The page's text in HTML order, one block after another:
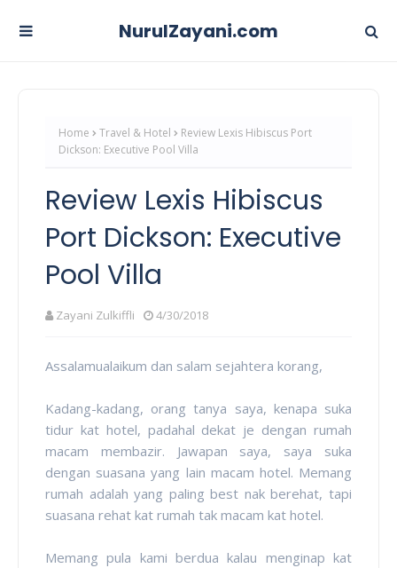
NurulZayani.com
Home Travel & Hotel
Review Lexis Hibiscus Port
Dickson: Executive Pool Villa
Review Lexis Hibiscus
Port Dickson: Executive
Pool Villa
Zayani Zulkiffli 4/30/2018
Assalamualaikum dan salam sejahtera korang,
Kadang-kadang, orang tanya saya, kenapa suka
tidur kat hotel, padahal dekat je dengan rumah
macam membazir. Jawapan saya, saya suka
dengan suasana yang lain macam hotel. Memang
rumah adalah yang paling best nak berehat, tapi
suasana rehat kat rumah tak macam kat hotel.
Memang pula kami berdua kalau menginap kat